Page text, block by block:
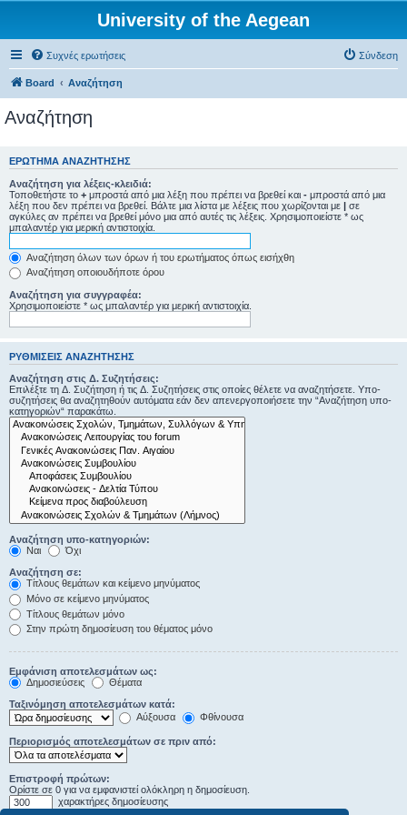
University of the Aegean
Συχνές ερωτήσεις Σύνδεση
Board Αναζήτηση
Αναζήτηση
ΕΡΏΤΗΜΑ ΑΝΑΖΉΤΗΣΗΣ
Αναζήτηση για λέξεις-κλειδιά:
Τοποθετήστε το + μπροστά από μια λέξη που πρέπει να βρεθεί και - μπροστά από μια
λέξη που δεν πρέπει να βρεθεί. Βάλτε μια λίστα με λέξεις που χωρίζονται με | σε
αγκύλες αν πρέπει να βρεθεί μόνο μια από αυτές τις λέξεις. Χρησιμοποιείστε * ως
μπαλαντέρ για μερική αντιστοιχία.
Αναζήτηση όλων των όρων ή του ερωτήματος όπως εισήχθη
Αναζήτηση οποιουδήποτε όρου
Αναζήτηση για συγγραφέα:
Χρησιμοποιείστε * ως μπαλαντέρ για μερική αντιστοιχία.
ΡΥΘΜΊΣΕΙΣ ΑΝΑΖΉΤΗΣΗΣ
Αναζήτηση στις Δ. Συζητήσεις:
Επιλέξτε τη Δ. Συζήτηση ή τις Δ. Συζητήσεις στις οποίες θέλετε να αναζητήσετε. Υπο-
συζητήσεις θα αναζητηθούν αυτόματα εάν δεν απενεργοποιήσετε την “Αναζήτηση υπο-
κατηγοριών“ παρακάτω.
Αναζήτηση υπο-κατηγοριών:
Ναι
Όχι
Αναζήτηση σε:
Τίτλους θεμάτων και κείμενο μηνύματος
Μόνο σε κείμενο μηνύματος
Τίτλους θεμάτων μόνο
Στην πρώτη δημοσίευση του θέματος μόνο
Εμφάνιση αποτελεσμάτων ως:
Δημοσιεύσεις
Θέματα
Ταξινόμηση αποτελεσμάτων κατά:
Αύξουσα
Φθίνουσα
Περιορισμός αποτελεσμάτων σε πριν από:
Επιστροφή πρώτων:
Ορίστε σε 0 για να εμφανιστεί ολόκληρη η δημοσίευση.
χαρακτήρες δημοσίευσης